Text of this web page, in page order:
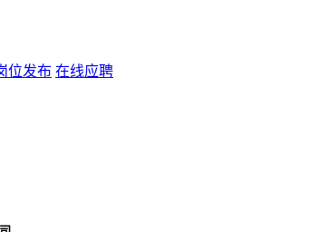
位发布 在线应聘